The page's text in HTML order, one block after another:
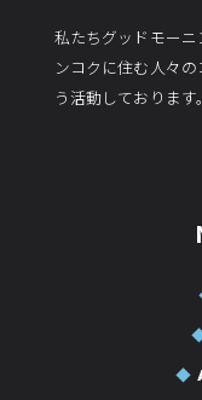
私たちグッドモーニ
ンコクに住む人々
う活動しております。
◆